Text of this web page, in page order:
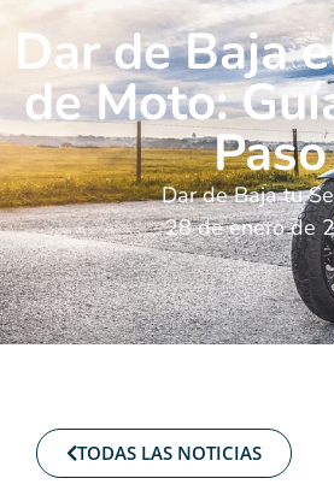
Dar de Baja
de Moto:
Paso
Dar de Baja tu
28 de enero de
TODAS LAS NOTICIAS